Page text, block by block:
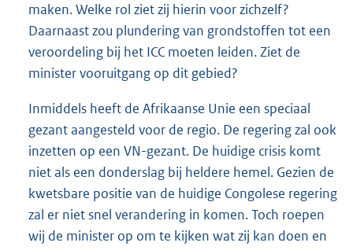
maken. Welke rol ziet zij hierin voor zichzelf?
Daarnaast zou plundering van grondstoffen tot een
veroordeling bij het ICC moeten leiden. Ziet de
minister vooruitgang op dit gebied?
Inmiddels heeft de Afrikaanse Unie een speciaal
gezant aangesteld voor de regio. De regering zal ook
inzetten op een VN-gezant. De huidige crisis komt
niet als een donderslag bij heldere hemel. Gezien de
kwetsbare positie van de huidige Congolese regering
zal er niet snel verandering in komen. Toch roepen
wij de minister op om te kijken wat zij kan doen en